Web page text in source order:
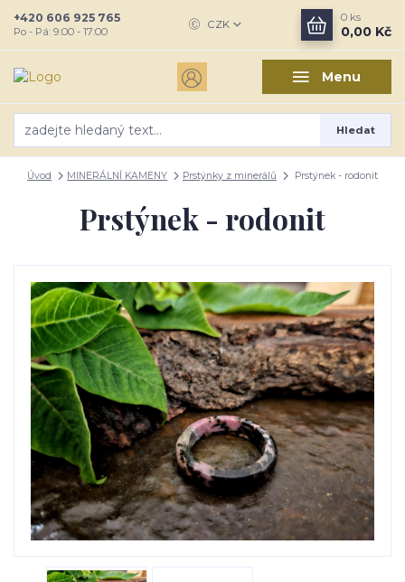
Menu
CZK
Hledat
+420 606 925 765
Po - Pá: 9:00 - 17:00
0 ks
0,00 Kč
Úvod MINERÁLNÍ KAMENY Prstýnky z minerálů Prstýnek - rodonit
Prstýnek - rodonit